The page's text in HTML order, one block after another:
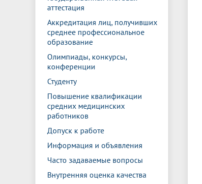
аттестация
Аккредитация лиц, получивших
среднее профессиональное
образование
Олимпиады, конкурсы,
конференции
Студенту
Повышение квалификации
средних медицинских
работников
Допуск к работе
Информация и объявления
Часто задаваемые вопросы
Внутренняя оценка качества